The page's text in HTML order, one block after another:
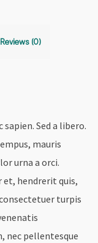
Reviews (0)
Sed a libero.
mauris
urna a orci.
et, hendrerit quis,
turpis
nec pellentesque